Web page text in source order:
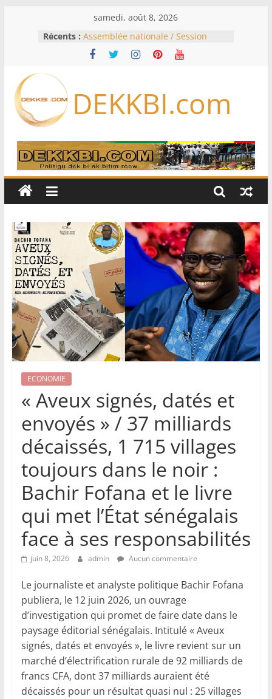
samedi, août 8, 2026
Récents : Assemblée nationale / Session
extraordinaire: Six commissions
d’enquête à l’ordre du jour ce lundi
Bénin: Patrice Talon élu président
du Sénat, moins de trois mois
Pakistan et la Turquie signent un
accord de défense
RD Congo: Kinshasa interdit les
exportations de cuivre et de cobalt
production
DEKKBI.com
ECONOMIE
« Aveux signés, datés et
envoyés » / 37 milliards
décaissés, 1 715 villages
toujours dans le noir :
Bachir Fofana et le livre
qui met l’État sénégalais
face à ses responsabilités
juin 8, 2026 admin Aucun commentaire
Le journaliste et analyste politique Bachir Fofana
publiera, le 12 juin 2026, un ouvrage
d’investigation qui promet de faire date dans le
paysage éditorial sénégalais. Intitulé « Aveux
signés, datés et envoyés », le livre revient sur un
marché d’électrification rurale de 92 milliards de
francs CFA, dont 37 milliards auraient été
décaissés pour un résultat quasi nul : 25 villages